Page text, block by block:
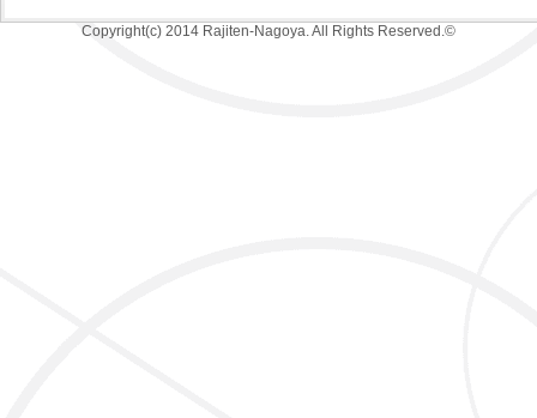
Copyright(c) 2014 Rajiten-Nagoya. All Rights Reserved.©